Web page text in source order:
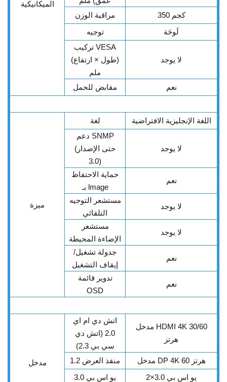
الميكانيكية
مراقبة الوزن
350 كجم
توجيه
لَوحَة
تركيب VESA
(طول × ارتفاع)
ملم
لا يوجد
مقابض للحمل نعم
ميزة
لغة
اللغة الإنجليزية الافتراضية
دعم SNMP
(حتى الإصدار
3.0)
لا يوجد
حماية الاحتفاظ
بـ lmage
نعم
مستشعر التوجيه
التلقائي
لا يوجد
مستشعر
الإضاءة المحيطة
لا يوجد
جدولة تشغيل/
إيقاف التشغيل
نعم
تدوير قائمة
OSD
نعم
مدخل
اتش دي ام اي
2.0 (اتش دي
سي بي 2.3)
مدخل HDMI 4K 30/60
هرتز
منفذ العرض 1.2
مدخل DP 4K 60 هرتز
يو اس بي 3.0
يو اس بي 3.0×2